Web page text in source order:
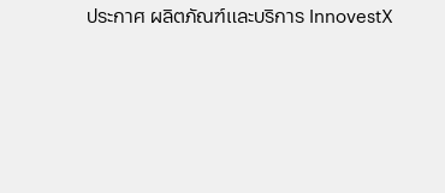
ประกาศ ผลิตภัณฑ์และบริการ InnovestX